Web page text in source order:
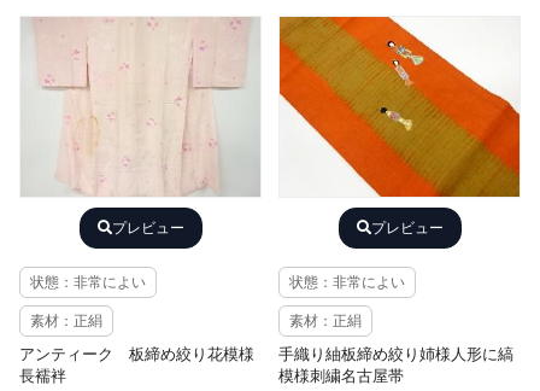
プレビュー
状態：非常によい
素材：正絹
アンティーク 板締め絞り花模様
長襦袢
プレビュー
状態：非常によい
素材：正絹
手織り紬板締め絞り姉様人形に縞
模様刺繍名古屋帯